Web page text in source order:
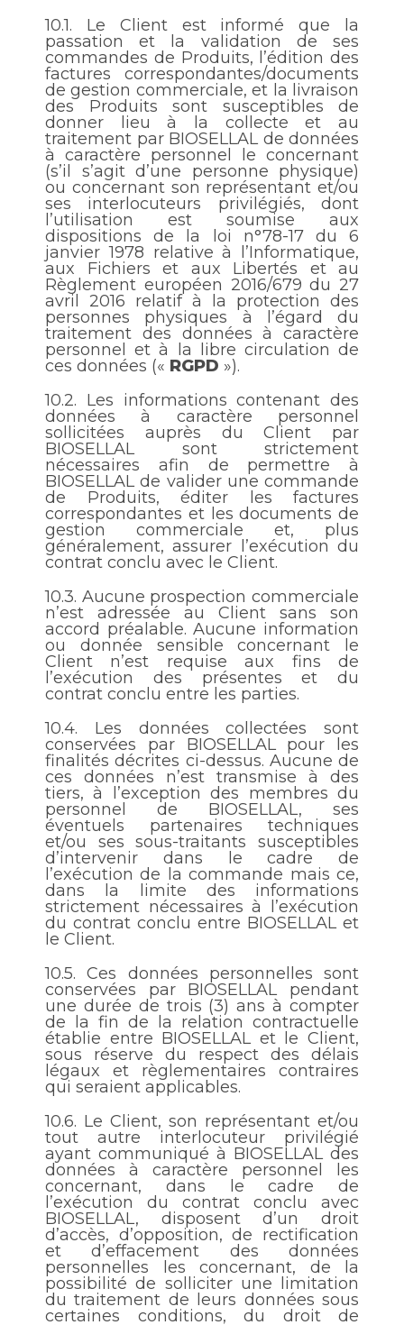
10.1.
Le Client est informé que la
passation et la validation de ses
commandes de Produits, l’édition des
factures correspondantes/documents
de gestion commerciale, et la livraison
des Produits sont susceptibles de
donner lieu à la collecte et au
traitement par BIOSELLAL de données
à caractère personnel le concernant
(s’il s’agit d’une personne physique)
ou concernant son représentant et/ou
ses interlocuteurs privilégiés, dont
l’utilisation est soumise aux
dispositions de la loi n°78-17 du 6
janvier 1978 relative à l’Informatique,
aux Fichiers et aux Libertés et au
Règlement européen 2016/679 du 27
avril 2016 relatif à la protection des
personnes physiques à l’égard du
traitement des données à caractère
personnel et à la libre circulation de
ces données (« RGPD »).
10.2. Les informations contenant des
données à caractère personnel
sollicitées auprès du Client par
BIOSELLAL sont strictement
nécessaires afin de permettre à
BIOSELLAL de valider une commande
de Produits, éditer les factures
correspondantes et les documents de
gestion commerciale et, plus
généralement, assurer l’exécution du
contrat conclu avec le Client.
10.3. Aucune prospection commerciale
n’est adressée au Client sans son
accord préalable. Aucune information
ou donnée sensible concernant le
Client n’est requise aux fins de
l’exécution des présentes et du
contrat conclu entre les parties.
10.4.
Les données collectées sont
conservées par BIOSELLAL pour les
finalités décrites ci-dessus. Aucune de
ces données n’est transmise à des
tiers, à l’exception des membres du
personnel de BIOSELLAL, ses
éventuels partenaires techniques
et/ou ses sous-traitants susceptibles
d’intervenir dans le cadre de
l’exécution de la commande mais ce,
dans la limite des informations
strictement nécessaires à l’exécution
du contrat conclu entre BIOSELLAL et
le Client.
10.5.
Ces données personnelles sont
conservées par BIOSELLAL pendant
une durée de trois (3) ans à compter
de la fin de la relation contractuelle
établie entre BIOSELLAL et le Client,
sous réserve du respect des délais
légaux et règlementaires contraires
qui seraient applicables.
10.6. Le Client, son représentant et/ou
tout autre interlocuteur privilégié
ayant communiqué à BIOSELLAL des
données à caractère personnel les
concernant, dans le cadre de
l’exécution du contrat conclu avec
BIOSELLAL, disposent d’un droit
d’accès, d’opposition, de rectification
et d’effacement des données
personnelles les concernant, de la
possibilité de solliciter une limitation
du traitement de leurs données sous
certaines conditions, du droit de